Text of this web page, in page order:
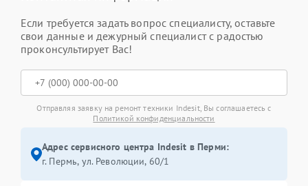
Если требуется задать вопрос специалисту, оставьте
свои данные и дежурный специалист с радостью
проконсультирует Вас!
Отправляя заявку на ремонт техники Indesit, Вы соглашаетесь с
Политикой конфиденциальности
Адрес сервисного центра Indesit в Перми:
г. Пермь, ул. ​Революции, 60/1